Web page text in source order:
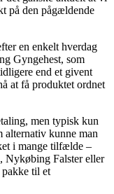
på den pågældende
en enkelt hverdag
Gyngehest, som
end et givent
at få produktet ordnet
men typisk kun
alternativ kunne man
i mange tilfælde –
Falster eller
til et